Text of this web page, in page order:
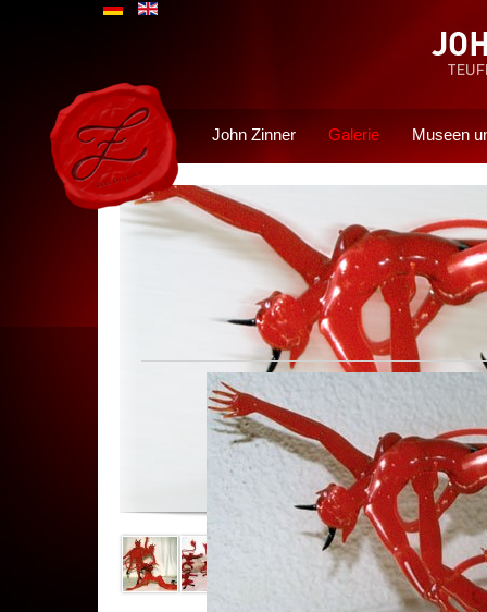
John Zinner Galerie Museen